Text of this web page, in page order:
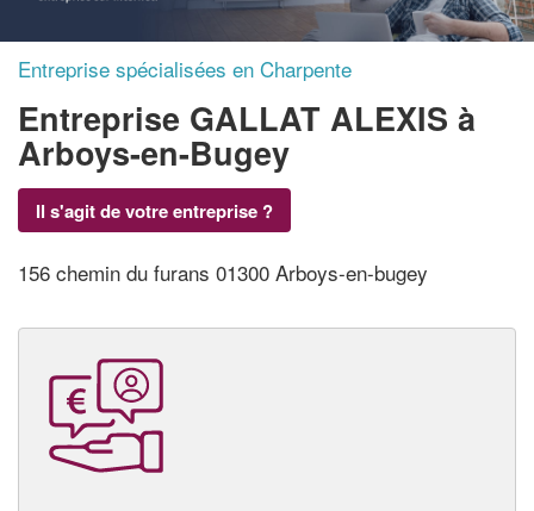
Entreprise spécialisées en Charpente
Entreprise GALLAT ALEXIS à
Arboys-en-Bugey
Il s'agit de votre entreprise ?
156 chemin du furans 01300 Arboys-en-bugey